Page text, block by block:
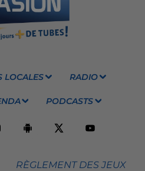
LOCALES RADIO
PODCASTS
RÈGLEMENT DES JEUX